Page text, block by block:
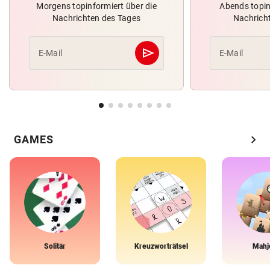
Morgens topinformiert über die
Nachrichten des Tages
E-Mail send
Abschicken
Abends
E-Mail
GAMES chevron_right
Solitär Kreuzworträtsel